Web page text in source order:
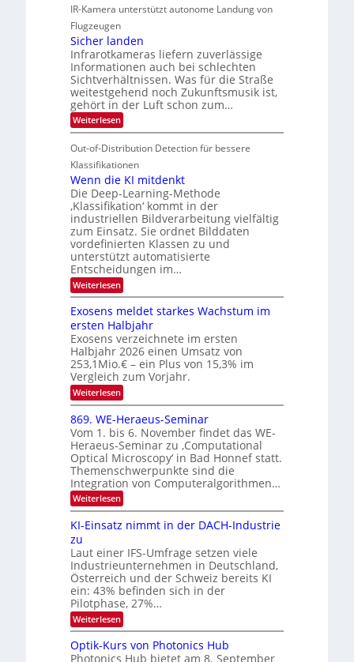
M
e
m
s
u
n
d
M
a
n
t
i
S
p
e
c
t
r
a
l
i
c
h
k
e
i
t
e
n
d
e
r
i
n
V
I
S
I
O
N
T
e
c
h
T
a
l
k
s
u
i
d
e
d
T
o
u
r
e
u
f
d
e
r
V
I
S
I
O
N
2
0
2
6
IR-Kamera unterstützt autonome Landung von
Flugzeugen
Sicher landen
Infrarotkameras liefern zuverlässige
Informationen auch bei schlechten
Sichtverhältnissen. Was für die Straße
weitestgehend noch Zukunftsmusik ist,
gehört in der Luft schon zum…
Weiterlesen:
S
c
h
e
l
a
n
d
e
n
Out-of-Distribution Detection für bessere
Klassifikationen
Wenn die KI mitdenkt
Die Deep-Learning-Methode
‚Klassifikation‘ kommt in der
industriellen Bildverarbeitung vielfältig
zum Einsatz. Sie ordnet Bilddaten
vordefinierten Klassen zu und
unterstützt automatisierte
Entscheidungen im…
Weiterlesen:
W
n
n
d
i
e
K
I
m
i
t
d
e
n
k
t
Exosens meldet starkes Wachstum im
ersten Halbjahr
Exosens verzeichnete im ersten
Halbjahr 2026 einen Umsatz von
253,1Mio.€ – ein Plus von 15,3% im
Vergleich zum Vorjahr.
Weiterlesen:
E
x
o
s
e
n
s
m
e
l
d
e
t
a
r
k
e
s
W
a
c
h
869. WE-Heraeus-Seminar
Vom 1. bis 6. November findet das WE-
Heraeus-Seminar zu ‚Computational
Optical Microscopy‘ in Bad Honnef statt.
Themenschwerpunkte sind die
Integration von Computeralgorithmen…
Weiterlesen:
8
9
W
E
-
H
e
r
a
e
u
s
KI-Einsatz nimmt in der DACH-Industrie
zu
Laut einer IFS-Umfrage setzen viele
Industrieunternehmen in Deutschland,
Österreich und der Schweiz bereits KI
ein: 43% befinden sich in der
Pilotphase, 27%…
Weiterlesen:
K
-
Optik-Kurs von Photonics Hub
Photonics Hub bietet am 8. September